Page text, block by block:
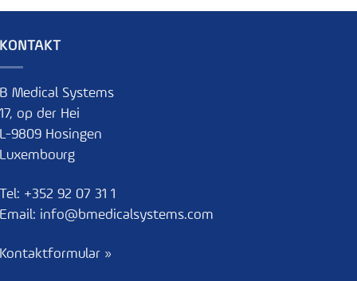
KONTAKT
B Medical Systems
17, op der Hei
L-9809 Hosingen
Luxembourg
Tel: +352 92 07 31 1
Email: info@bmedicalsystems.com
Kontaktformular »